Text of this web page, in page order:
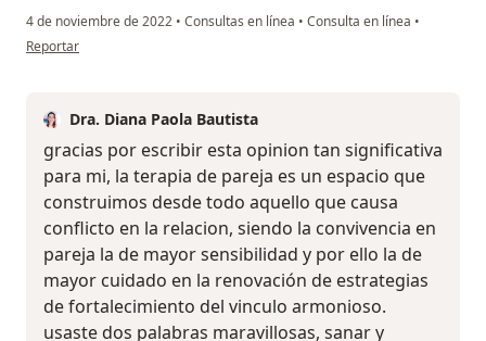
4 de noviembre de 2022 • Consultas en línea • Consulta en línea •
en opinión del usuario Yaren Aranguren
Reportar
Dra. Diana Paola Bautista
gracias por escribir esta opinion tan significativa
para mi, la terapia de pareja es un espacio que
construimos desde todo aquello que causa
conflicto en la relacion, siendo la convivencia en
pareja la de mayor sensibilidad y por ello la de
mayor cuidado en la renovación de estrategias
de fortalecimiento del vinculo armonioso.
usaste dos palabras maravillosas, sanar y